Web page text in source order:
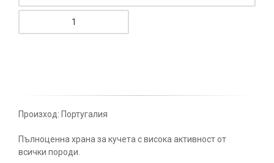
Произход: Португалия
Пълноценна храна за кучета с висока активност от
всички породи.